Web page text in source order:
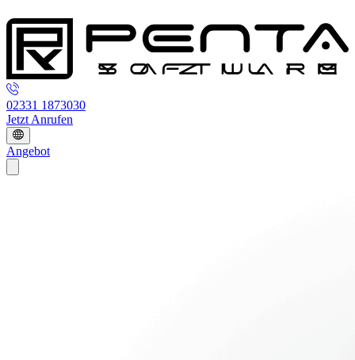
02331 1873030
Jetzt Anrufen
Angebot